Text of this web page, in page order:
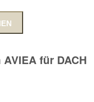
für DACH